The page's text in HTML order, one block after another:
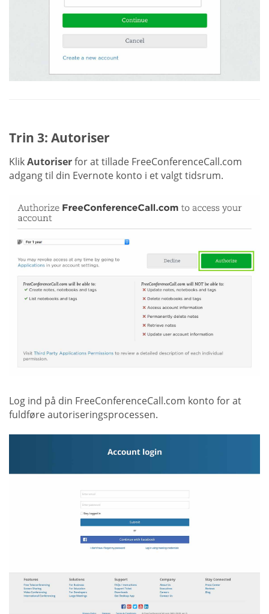
Trin 3: Autoriser
KlikAutoriserfor at tillade FreeConferenceCall.com
adgang til din Evernote konto i et valgt tidsrum.
Log ind på din FreeConferenceCall.com konto for at
fuldføre autoriseringsprocessen.